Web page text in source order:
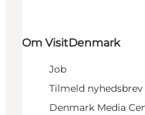
Om VisitDenmark
Job
Tilmeld nyhedsbrev
Denmark Media